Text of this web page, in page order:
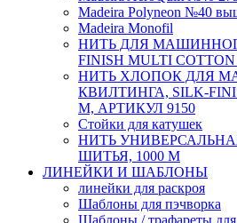
Madeira Polyneon №40
Мadeira Monofil
НИТЬ ДЛЯ
FINISH MULTI
НИТЬ ХЛОПОК ДЛЯ
КВИЛТИНГА, SILK-
М, АРТИКУЛ 9150
Стойки для катушек
НИТЬ
ШИТЬЯ, 1000 М
ЛИНЕЙКИ И ШАБЛОНЫ
линейки для раскроя
Шаблоны для пэчворка
Шаблоны / трафареты